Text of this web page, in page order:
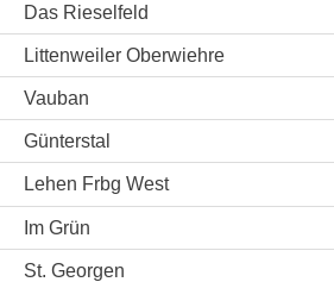
Das Rieselfeld
Littenweiler Oberwiehre
Vauban
Günterstal
Lehen Frbg West
Im Grün
St. Georgen